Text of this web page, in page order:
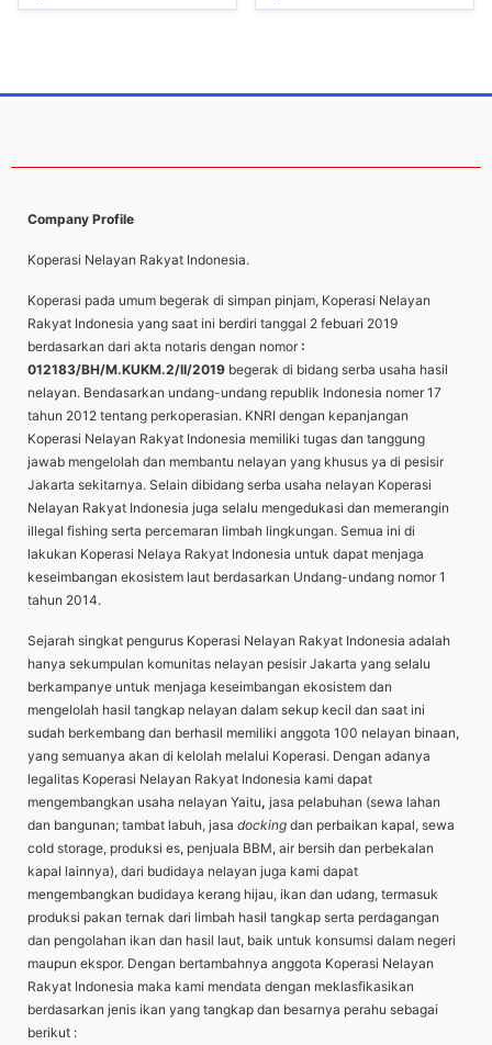
Company Profile
Koperasi Nelayan Rakyat Indonesia.
Koperasi pada umum begerak di simpan pinjam, Koperasi Nelayan
Rakyat Indonesia yang saat ini berdiri tanggal 2 febuari 2019
berdasarkan dari akta notaris dengan nomor:
012183/BH/M.KUKM.2/II/2019 begerak di bidang serba usaha hasil
nelayan. Bendasarkan undang-undang republik Indonesia nomer 17
tahun 2012 tentang perkoperasian. KNRI dengan kepanjangan
Koperasi Nelayan Rakyat Indonesia memiliki tugas dan tanggung
jawab mengelolah dan membantu nelayan yang khusus ya di pesisir
Jakarta sekitarnya. Selain dibidang serba usaha nelayan Koperasi
Nelayan Rakyat Indonesia juga selalu mengedukasi dan memerangin
illegal fishing serta percemaran limbah lingkungan. Semua ini di
lakukan Koperasi Nelaya Rakyat Indonesia untuk dapat menjaga
keseimbangan ekosistem laut berdasarkan Undang-undang nomor 1
tahun 2014.
Sejarah singkat pengurus Koperasi Nelayan Rakyat Indonesia adalah
hanya sekumpulan komunitas nelayan pesisir Jakarta yang selalu
berkampanye untuk menjaga keseimbangan ekosistem dan
mengelolah hasil tangkap nelayan dalam sekup kecil dan saat ini
sudah berkembang dan berhasil memiliki anggota 100 nelayan binaan,
yang semuanya akan di kelolah melalui Koperasi. Dengan adanya
legalitas Koperasi Nelayan Rakyat Indonesia kami dapat
mengembangkan usaha nelayan Yaitu, jasa pelabuhan (sewa lahan
dan bangunan; tambat labuh, jasa docking dan perbaikan kapal, sewa
cold storage, produksi es, penjuala BBM, air bersih dan perbekalan
kapal lainnya), dari budidaya nelayan juga kami dapat
mengembangkan budidaya kerang hijau, ikan dan udang, termasuk
produksi pakan ternak dari limbah hasil tangkap serta perdagangan
dan pengolahan ikan dan hasil laut, baik untuk konsumsi dalam negeri
maupun ekspor. Dengan bertambahnya anggota Koperasi Nelayan
Rakyat Indonesia maka kami mendata dengan meklasfikasikan
berdasarkan jenis ikan yang tangkap dan besarnya perahu sebagai
berikut :